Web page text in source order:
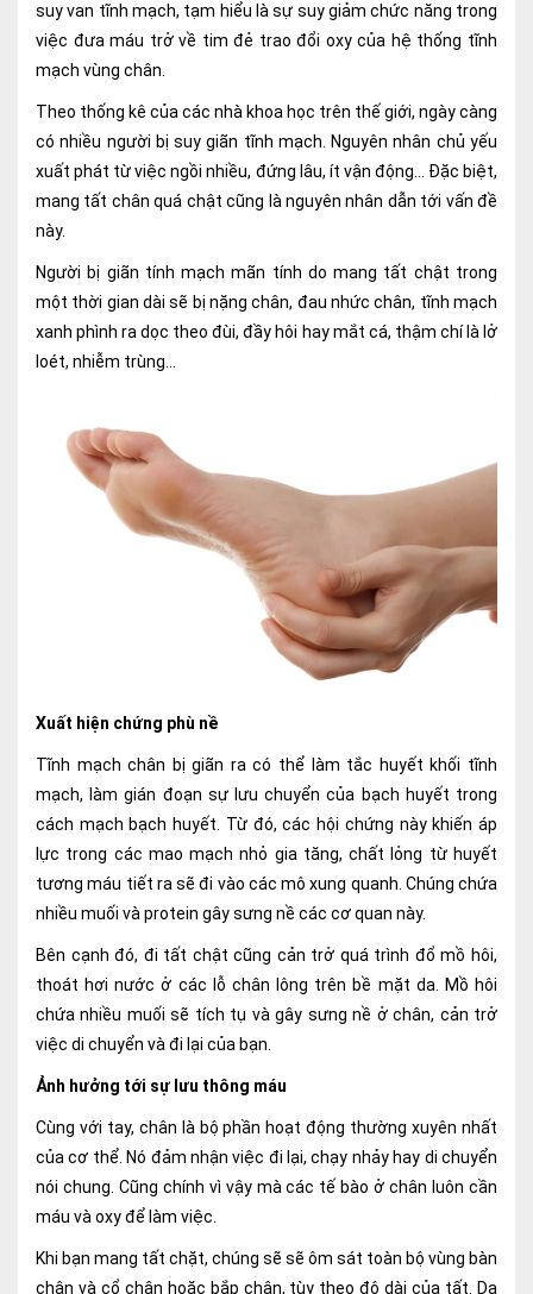
Bác sĩ online - Tư vấn từ xa
Bác sĩ gia đình chăm sóc y tế 24/7
Nhà thuốc GPP
Dịch vụ Y tế Cơ quan – MEDI-OFFICE
Dịch vụ Y tế gia đình – MEDI-HOME
Bảo hiểm Y tế
Bảo lãnh viện phí
suy van tĩnh mạch, tạm hiểu là sự suy giảm chức năng trong
việc đưa máu trở về tim đẻ trao đổi oxy của hệ thống tĩnh
mạch vùng chân.
Theo thống kê của các nhà khoa học trên thế giới, ngày càng
có nhiều người bị suy giãn tĩnh mạch. Nguyên nhân chủ yếu
xuất phát từ việc ngồi nhiều, đứng lâu, ít vận động... Đặc biệt,
mang tất chân quá chật cũng là nguyên nhân dẫn tới vấn đề
này.
Người bị giãn tính mạch mãn tính do mang tất chật trong
một thời gian dài sẽ bị nặng chân, đau nhức chân, tĩnh mạch
xanh phình ra dọc theo đùi, đầy hôi hay mắt cá, thậm chí là lở
loét, nhiễm trùng...
Xuất hiện chứng phù nề
Tĩnh mạch chân bị giãn ra có thể làm tắc huyết khối tĩnh
mạch, làm gián đoạn sự lưu chuyển của bạch huyết trong
cách mạch bạch huyết. Từ đó, các hội chứng này khiến áp
lực trong các mao mạch nhỏ gia tăng, chất lỏng từ huyết
tương máu tiết ra sẽ đi vào các mô xung quanh. Chúng chứa
nhiều muối và protein gây sưng nề các cơ quan này.
Bên cạnh đó, đi tất chật cũng cản trở quá trình đổ mồ hôi,
thoát hơi nước ở các lỗ chân lông trên bề mặt da. Mồ hôi
chứa nhiều muối sẽ tích tụ và gây sưng nề ở chân, cản trở
việc di chuyển và đi lại của bạn.
Ảnh hưởng tới sự lưu thông máu
Cùng với tay, chân là bộ phần hoạt động thường xuyên nhất
của cơ thể. Nó đảm nhận việc đi lại, chạy nhảy hay di chuyển
nói chung. Cũng chính vì vậy mà các tế bào ở chân luôn cần
máu và oxy để làm việc.
Khi bạn mang tất chặt, chúng sẽ sẽ ôm sát toàn bộ vùng bàn
chân và cổ chân hoặc bắp chân, tùy theo độ dài của tất. Da